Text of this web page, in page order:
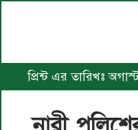
প্রিন্ট এর তারিখঃ